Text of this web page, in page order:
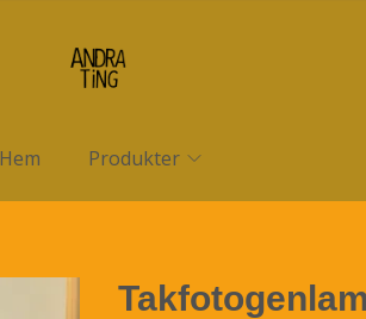
Hem Produkter